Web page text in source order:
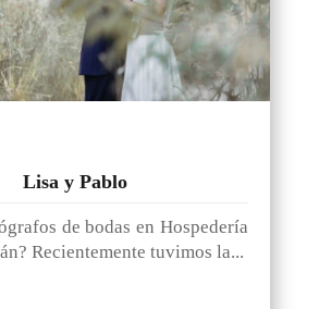
Lisa y Pablo
de bodas en Hospedería
Recientemente tuvimos la...